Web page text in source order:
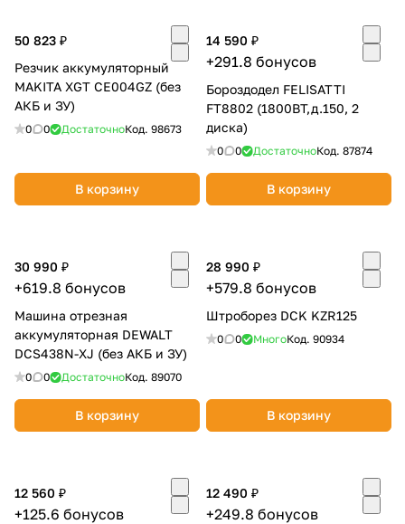
50 823 ₽
Резчик аккумуляторный
MAKITA XGT CE004GZ (без
АКБ и ЗУ)
0 0 ДостаточноКод. 98673
В корзину
14 590 ₽
+291.8 бонусов
Бороздодел FELISATTI
FT8802 (1800ВТ,д.150, 2
диска)
0 0 ДостаточноКод. 87874
В корзину
30 990 ₽
+619.8 бонусов
Машина отрезная
аккумуляторная DEWALT
DCS438N-XJ (без АКБ и ЗУ)
0 0 ДостаточноКод. 89070
В корзину
28 990 ₽
+579.8 бонусов
Штроборез DCK KZR125
0 0 МногоКод. 90934
В корзину
12 560 ₽
+125.6 бонусов
12 490 ₽
+249.8 бонусов
75 % будут
списыватьсяс вашей карты
по 25%каждые 2 недели
Подробнее
об оплате Плайтом
раз в 2
Остались вопросы?
8 800 302-02-51
plait.ru